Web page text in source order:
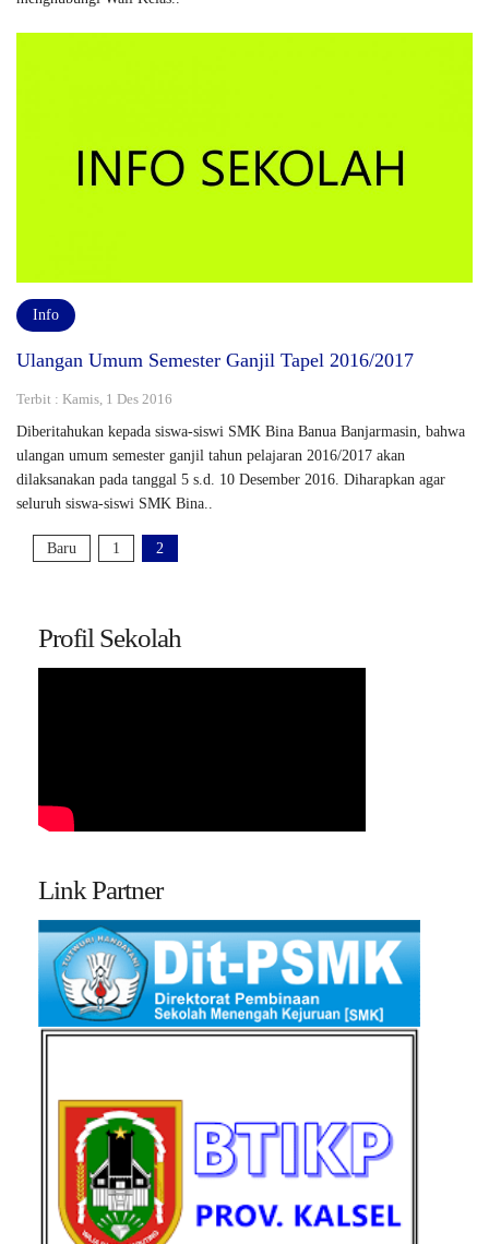
Info
Ulangan Umum Semester Ganjil Tapel 2016/2017
Terbit : Kamis, 1 Des 2016
Diberitahukan kepada siswa-siswi SMK Bina Banua Banjarmasin, bahwa
ulangan umum semester ganjil tahun pelajaran 2016/2017 akan
dilaksanakan pada tanggal 5 s.d. 10 Desember 2016. Diharapkan agar
seluruh siswa-siswi SMK Bina..
Baru 1 2
Profil Sekolah
Link Partner